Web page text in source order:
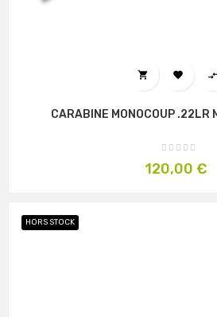
  
CARABINE MONOCOUP .22LR
Prix
120,00 €
HORS STOCK